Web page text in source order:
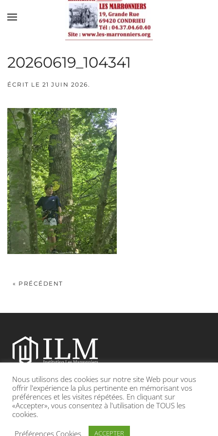
Skip to main content
20260619_104341
ÉCRIT LE 21 JUIN 2026.
« PRÉCÉDENT
Etablissement catholique sous contrat d’association avec l’Etat
Adresse : 19, Grande rue 69420 CONDRIEU
INFOS LÉGALES POLITIQUE DE CONFIDENTIALITÉ
Nous utilisons des cookies sur notre site Web pour vous
offrir l'expérience la plus pertinente en mémorisant vos
préférences et les visites répétées. En cliquant sur
«Accepter», vous consentez à l'utilisation de TOUS les
cookies.
Préférences Cookies
ACCEPTER